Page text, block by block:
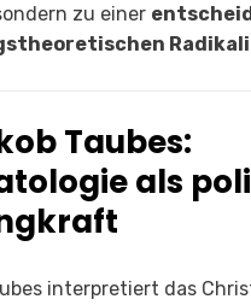
zu einer
Taubes:
als
interpretiert das